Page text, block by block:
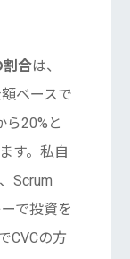
割合は、
ベースで
ら20%と
す。私自
Scrum
で投資を
CVCの方